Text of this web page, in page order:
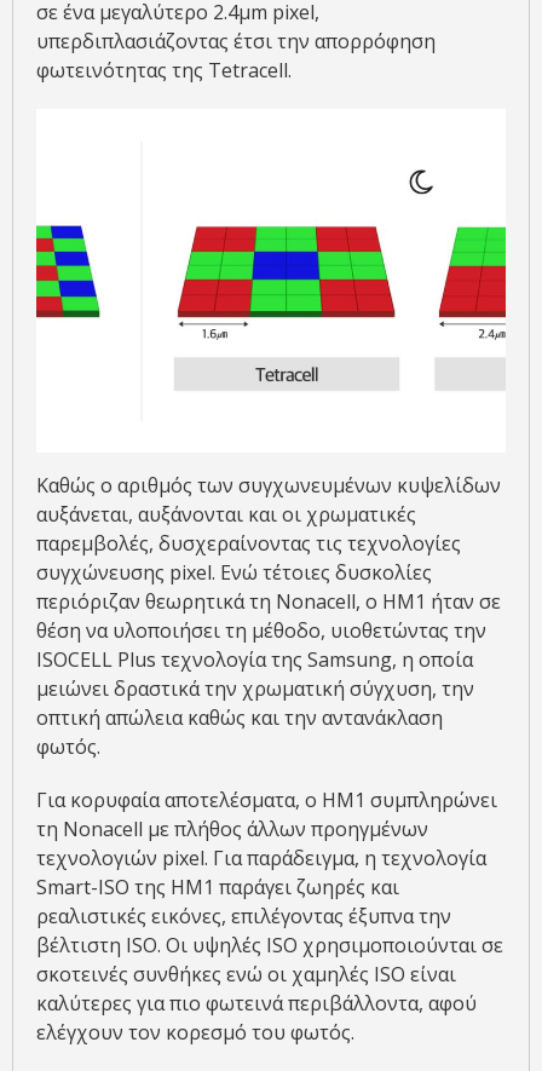
σε ένα μεγαλύτερο 2.4μm pixel,
υπερδιπλασιάζοντας έτσι την απορρόφηση
φωτεινότητας της Tetracell.
Καθώς ο αριθμός των συγχωνευμένων κυψελίδων
αυξάνεται, αυξάνονται και οι χρωματικές
παρεμβολές, δυσχεραίνοντας τις τεχνολογίες
συγχώνευσης pixel. Ενώ τέτοιες δυσκολίες
περιόριζαν θεωρητικά τη Nonacell, ο ΗΜ1 ήταν σε
θέση να υλοποιήσει τη μέθοδο, υιοθετώντας την
ISOCELL Plus τεχνολογία της Samsung, η οποία
μειώνει δραστικά την χρωματική σύγχυση, την
οπτική απώλεια καθώς και την αντανάκλαση
φωτός.
Για κορυφαία αποτελέσματα, ο HM1 συμπληρώνει
τη Nonacell με πλήθος άλλων προηγμένων
τεχνολογιών pixel. Για παράδειγμα, η τεχνολογία
Smart-ISO της ΗΜ1 παράγει ζωηρές και
ρεαλιστικές εικόνες, επιλέγοντας έξυπνα την
βέλτιστη ISO. Οι υψηλές ISO χρησιμοποιούνται σε
σκοτεινές συνθήκες ενώ οι χαμηλές ISO είναι
καλύτερες για πιο φωτεινά περιβάλλοντα, αφού
ελέγχουν τον κορεσμό του φωτός.